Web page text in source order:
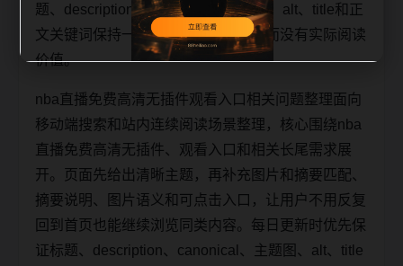
题、description、canonical、主题图、alt、title和正
文关键词保持一致，避免只替换词语而没有实际阅读
价值。
nba直播免费高清无插件观看入口相关问题整理面向
移动端搜索和站内连续阅读场景整理，核心围绕nba
直播免费高清无插件、观看入口和相关长尾需求展
开。页面先给出清晰主题，再补充图片和摘要匹配、
摘要说明、图片语义和可点击入口，让用户不用反复
回到首页也能继续浏览同类内容。每日更新时优先保
证标题、description、canonical、主题图、alt、title